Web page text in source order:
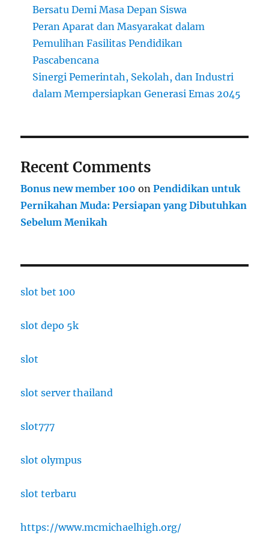
Bersatu Demi Masa Depan Siswa
Peran Aparat dan Masyarakat dalam
Pemulihan Fasilitas Pendidikan
Pascabencana
Sinergi Pemerintah, Sekolah, dan Industri
dalam Mempersiapkan Generasi Emas 2045
Recent Comments
Bonus new member 100 onPendidikan untuk
Pernikahan Muda: Persiapan yang Dibutuhkan
Sebelum Menikah
slot bet 100
slot depo 5k
slot
slot server thailand
slot777
slot olympus
slot terbaru
https://www.mcmichaelhigh.org/